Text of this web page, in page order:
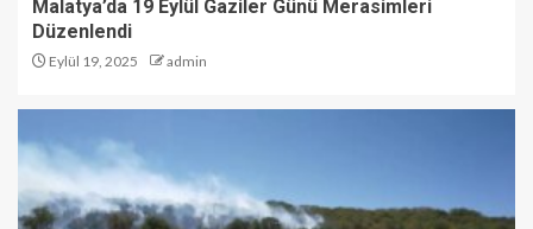
Malatya’da 19 Eylül Gaziler Günü Merasimleri
Düzenlendi
Eylül 19, 2025 admin